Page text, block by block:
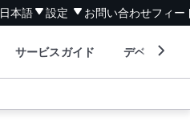
日本語 設定 お問い合わせフィー
サービスガイド デベロッパ